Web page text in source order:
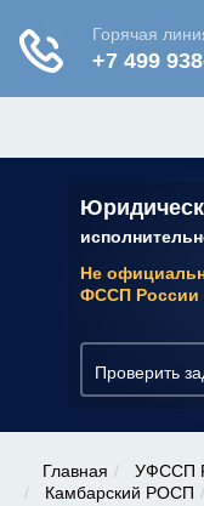
Не
ФССП России
Проверить
✆ 7 (800)
Главная
УФССП
Камбарский РОСП